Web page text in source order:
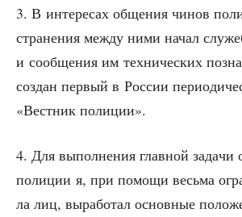
3. В инте­ре­сах обще­ния чинов
стра­не­ния меж­ду ними начал
и сооб­ще­ния им тех­ни­че­ских
создан пер­вый в Рос­сии
«Вест­ник полиции».
4. Для выпол­не­ния глав­ной
поли­ции я, при помо­щи весь­ма
ла лиц, выра­бо­тал основ­ные